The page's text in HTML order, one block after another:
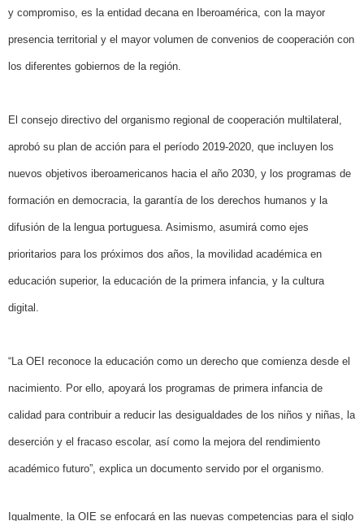
y compromiso, es la entidad decana en Iberoamérica, con la mayor
presencia territorial y el mayor volumen de convenios de cooperación con
los diferentes gobiernos de la región.
El consejo directivo del organismo regional de cooperación multilateral,
aprobó su plan de acción para el período 2019-2020, que incluyen los
nuevos objetivos iberoamericanos hacia el año 2030, y los programas de
formación en democracia, la garantía de los derechos humanos y la
difusión de la lengua portuguesa. Asimismo, asumirá como ejes
prioritarios para los próximos dos años, la movilidad académica en
educación superior, la educación de la primera infancia, y la cultura
digital.
“La OEI reconoce la educación como un derecho que comienza desde el
nacimiento. Por ello, apoyará los programas de primera infancia de
calidad para contribuir a reducir las desigualdades de los niños y niñas, la
deserción y el fracaso escolar, así como la mejora del rendimiento
académico futuro”, explica un documento servido por el organismo.
Igualmente, la OIE se enfocará en las nuevas competencias para el siglo